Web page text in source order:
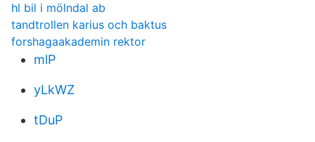
hl bil i mölndal ab
tandtrollen karius och baktus
forshagaakademin rektor
mlP
yLkWZ
tDuP